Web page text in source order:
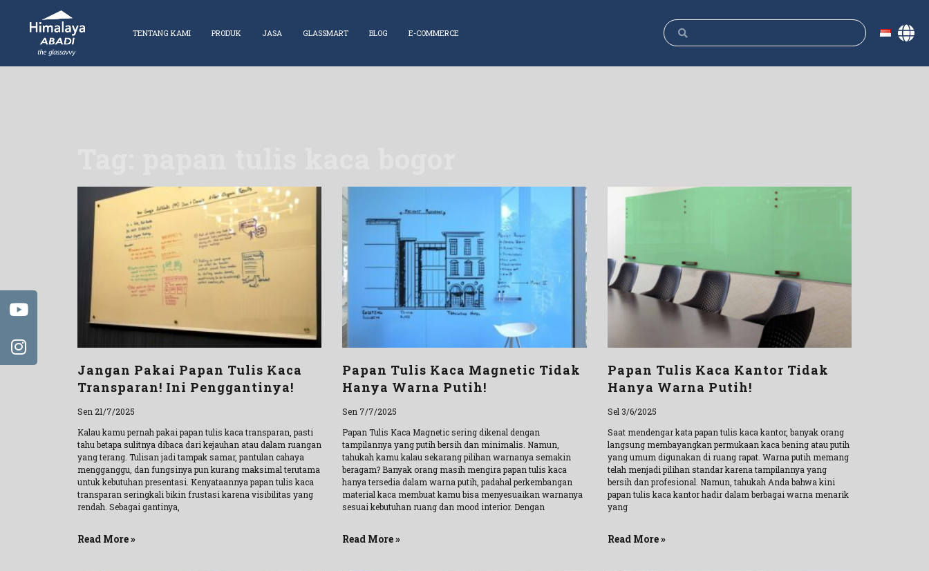
TENTANG KAMI PRODUK JASA GLASSMART BLOG E-COMMERCE
Jangan Pakai Papan Tulis Kaca
Transparan! Ini Penggantinya!
Sen 21/7/2025
Kalau kamu pernah pakai papan tulis kaca transparan, pasti
tahu betapa sulitnya dibaca dari kejauhan atau dalam ruangan
yang terang. Tulisan jadi tampak samar, pantulan cahaya
mengganggu, dan fungsinya pun kurang maksimal terutama
untuk kebutuhan presentasi. Kenyataannya papan tulis kaca
transparan seringkali bikin frustasi karena visibilitas yang
rendah. Sebagai gantinya,
Read More »
Papan Tulis Kaca Magnetic Tidak
Hanya Warna Putih!
Sen 7/7/2025
Papan Tulis Kaca Magnetic sering dikenal dengan
tampilannya yang putih bersih dan minimalis. Namun,
tahukah kamu kalau sekarang pilihan warnanya semakin
beragam? Banyak orang masih mengira papan tulis kaca
hanya tersedia dalam warna putih, padahal perkembangan
material kaca membuat kamu bisa menyesuaikan warnanya
sesuai kebutuhan ruang dan mood interior. Dengan
Read More »
Papan Tulis Kaca Kantor Tidak
Hanya Warna Putih!
Sel 3/6/2025
Saat mendengar kata papan tulis kaca kantor, banyak orang
langsung membayangkan permukaan kaca bening atau putih
yang umum digunakan di ruang rapat. Warna putih memang
telah menjadi pilihan standar karena tampilannya yang
bersih dan profesional. Namun, tahukah Anda bahwa kini
papan tulis kaca kantor hadir dalam berbagai warna menarik
yang
Read More »